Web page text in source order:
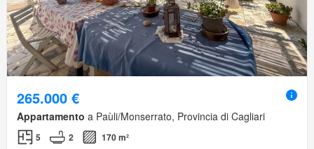
265.000 €
Appartamento a Paùli/Monserrato, Provincia di Cagliari
5 2
170 m²